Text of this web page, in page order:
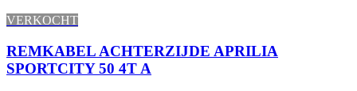
VERKOCHT
REMKABEL ACHTERZIJDE APRILIA
SPORTCITY 50 4T A